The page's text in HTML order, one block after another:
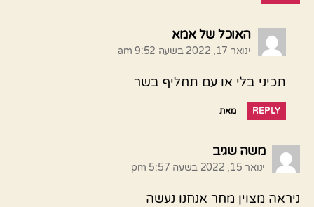
האוכל של אמא
ינואר 17, 2022 בשעה 9:52 am
תכיני בלי או עם תחליף בשר
REPLY מאת
משה שגיב
ינואר 15, 2022 בשעה 5:57 pm
ניראה מצוין מחר אנחנו נעשה